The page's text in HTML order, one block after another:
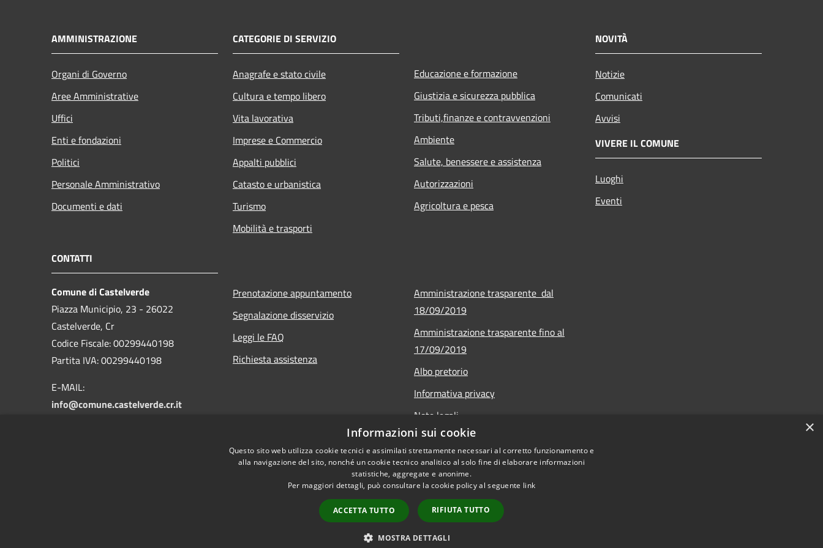
AMMINISTRAZIONE
Organi di Governo
Aree Amministrative
Uffici
Enti e fondazioni
Politici
Personale Amministrativo
Documenti e dati
CATEGORIE DI SERVIZIO
Anagrafe e stato civile
Cultura e tempo libero
Vita lavorativa
Imprese e Commercio
Appalti pubblici
Catasto e urbanistica
Turismo
Mobilità e trasporti
Educazione e formazione
Giustizia e sicurezza pubblica
Tributi,finanze e contravvenzioni
Ambiente
Salute, benessere e assistenza
Autorizzazioni
Agricoltura e pesca
NOVITÀ
Notizie
Comunicati
Avvisi
VIVERE IL COMUNE
Luoghi
Eventi
CONTATTI
Comune di Castelverde
Piazza Municipio, 23 - 26022
Castelverde, Cr
Codice Fiscale: 00299440198
Partita IVA: 00299440198
E-MAIL:
info@comune.castelverde.cr.it
Prenotazione appuntamento
Segnalazione disservizio
Leggi le FAQ
Richiesta assistenza
Amministrazione trasparente dal
18/09/2019
Amministrazione trasparente fino al
17/09/2019
Albo pretorio
Informativa privacy
Note legali
Dichiarazione di accessibilità - 2025
Obiettivi di accessibilità - 2025
Copyright © 2026 • Comune di Castelverde • Powered by
×
Informazioni sui cookie
Questo sito web utilizza cookie tecnici e assimilati strettamente necessari al corretto funzionamento e
alla navigazione del sito, nonché un cookie tecnico analitico al solo fine di elaborare informazioni
statistiche, aggregate e anonime.
Per maggiori dettagli, può consultare la cookie policy al seguente link
ACCETTA TUTTO RIFIUTA TUTTO
MOSTRA DETTAGLI